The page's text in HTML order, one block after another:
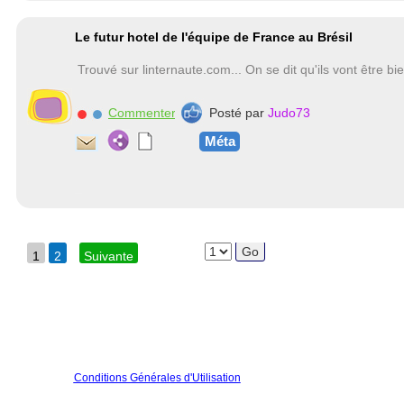
Le futur hotel de l'équipe de France au Brésil
Trouvé sur linternaute.com... On se dit qu'ils vont être
Commenter Posté par Judo73
Méta
1 2 Suivante
Conditions Générales d'Utilisation